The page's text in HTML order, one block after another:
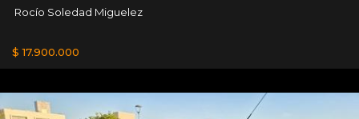
Rocío Soledad Miguelez
$ 17.900.000